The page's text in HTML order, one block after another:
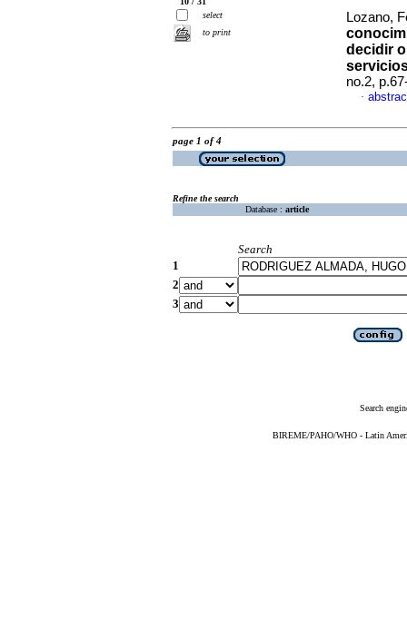
select
to print
Lozano,
decidir
no.2,
·
page 1 of 4
Refine the search
Database : article
Search
1
2
3
Search
BIREME/PAHO/WHO - Latin